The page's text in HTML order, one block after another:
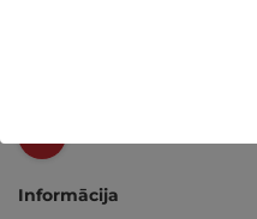
Informācija